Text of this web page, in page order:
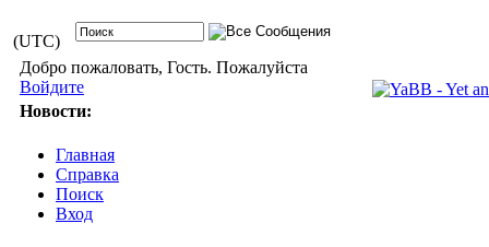
(UTC)
Добро пожаловать, Гость. Пожалуйста
Войдите
Новости:
Главная
Справка
Поиск
Вход